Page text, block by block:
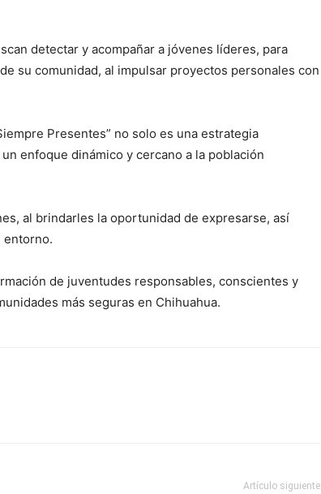
detectar y acompañar a jóvenes líderes, para
su comunidad, al impulsar proyectos personales con
Presentes” no solo es una estrategia
enfoque dinámico y cercano a la población
al brindarles la oportunidad de expresarse, así
entorno.
de juventudes responsables, conscientes y
más seguras en Chihuahua.
Artículo siguiente